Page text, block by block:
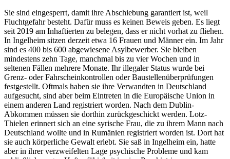
Sie sind eingesperrt, damit ihre Abschiebung garantiert ist, weil
Fluchtgefahr besteht. Dafür muss es keinen Beweis geben. Es liegt
seit 2019 am Inhaftierten zu belegen, dass er nicht vorhat zu fliehen.
In Ingelheim sitzen derzeit etwa 16 Frauen und Männer ein. Im Jahr
sind es 400 bis 600 abgewiesene Asylbewerber. Sie bleiben
mindestens zehn Tage, manchmal bis zu vier Wochen und in
seltenen Fällen mehrere Monate. Ihr illegaler Status wurde bei
Grenz- oder Fahrscheinkontrollen oder Baustellenüberprüfungen
festgestellt. Oftmals haben sie ihre Verwandten in Deutschland
aufgesucht, sind aber beim Eintreten in die Europäische Union in
einem anderen Land registriert worden. Nach dem Dublin-
Abkommen müssen sie dorthin zurückgeschickt werden. Lotz-
Thielen erinnert sich an eine syrische Frau, die zu ihrem Mann nach
Deutschland wollte und in Rumänien registriert worden ist. Dort hat
sie auch körperliche Gewalt erlebt. Sie saß in Ingelheim ein, hatte
aber in ihrer verzweifelten Lage psychische Probleme und kam